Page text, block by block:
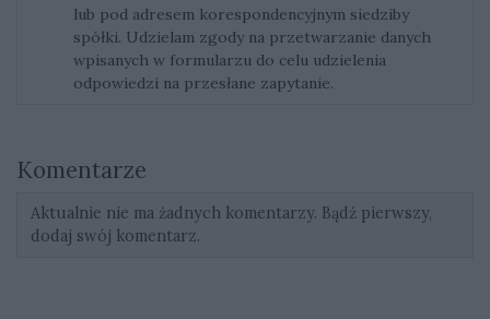
lub pod adresem korespondencyjnym siedziby
spółki. Udzielam zgody na przetwarzanie danych
wpisanych w formularzu do celu udzielenia
odpowiedzi na przesłane zapytanie.
Komentarze
Aktualnie nie ma żadnych komentarzy. Bądź pierwszy,
dodaj swój komentarz.